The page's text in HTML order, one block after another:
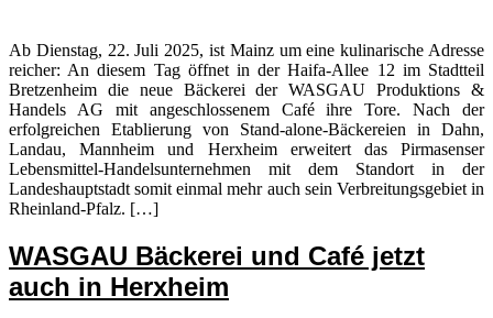
Ab Dienstag, 22. Juli 2025, ist Mainz um eine kulinarische Adresse
reicher: An diesem Tag öffnet in der Haifa-Allee 12 im Stadtteil
Bretzenheim die neue Bäckerei der WASGAU Produktions &
Handels AG mit angeschlossenem Café ihre Tore. Nach der
erfolgreichen Etablierung von Stand-alone-Bäckereien in Dahn,
Landau, Mannheim und Herxheim erweitert das Pirmasenser
Lebensmittel-Handelsunternehmen mit dem Standort in der
Landeshauptstadt somit einmal mehr auch sein Verbreitungsgebiet in
Rheinland-Pfalz. […]
WASGAU Bäckerei und Café jetzt
auch in Herxheim